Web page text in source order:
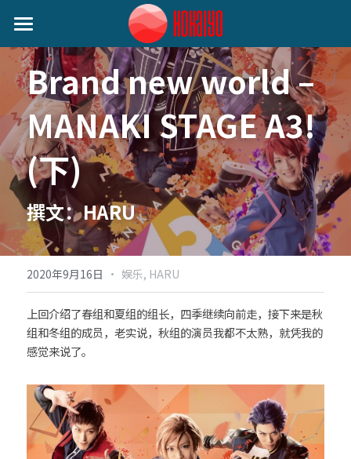
首页
日本动态
音乐类
娱乐类
生活类
作者分类
艺人动态
小野丽莎 (Lisa Ono)
SILENT SIREN (サイレントサイレン)
麦野优衣 (Yui Mugino)
桃知みなみ (Momochi Minami)
谷本贵义(Tanimoto Takayoshi)
EIGHT OF TRIANGLE
26時のマスカレイド（26Jino
Masquerade）
angela (アンジェラ)
关注我们
提供技术支持
Brand new world –
MANAKI STAGE A3!
(下)
撰文：HARU
2020年9月16日 · 娱乐, HARU
上回介绍了春组和夏组的组长，四季继续向前走，接下来是秋
组和冬组的成员，老实说，秋组的演员我都不太熟，就凭我的
感觉来说了。